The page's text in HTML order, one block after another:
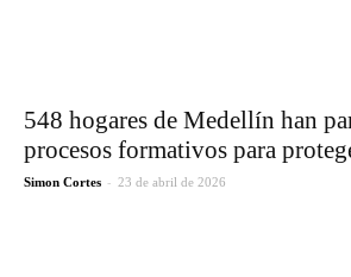
548 hogares de Medellín han
procesos formativos para
Simon Cortes - 23 de abril de 2026